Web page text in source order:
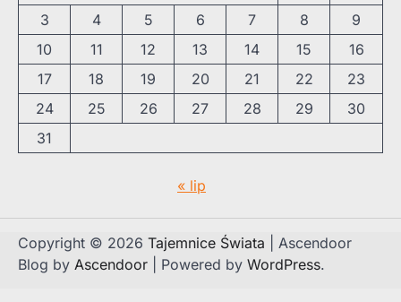
3
4 5 6 7 8
9
10
11 12 13 14 15
16
17
18 19 20 21 22
23
24
25 26 27 28 29
30
31
« lip
Copyright © 2026 Tajemnice Świata | Ascendoor
Blog by Ascendoor | Powered by WordPress.